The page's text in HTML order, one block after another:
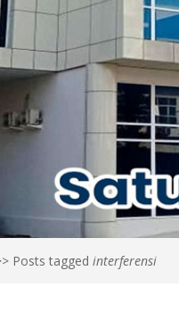
Posts tagged interferensi